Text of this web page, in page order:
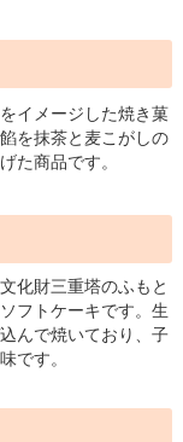
イメージした焼き菓
を抹茶と麦こがしの
た商品です。
化財三重塔のふもと
フトケーキです。生
んで焼いており、子
です。